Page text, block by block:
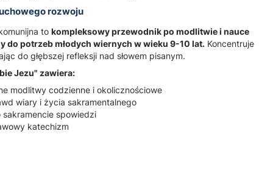
rozwoju
to kompleksowy przewodnik po modlitwie i nauce
do potrzeb młodych wiernych w wieku 9-10 lat. Koncentruje
do głębszej refleksji nad słowem pisanym.
Jezu" zawiera:
modlitwy codzienne i okolicznościowe
wiary i życia sakramentalnego
spowiedzi
katechizm